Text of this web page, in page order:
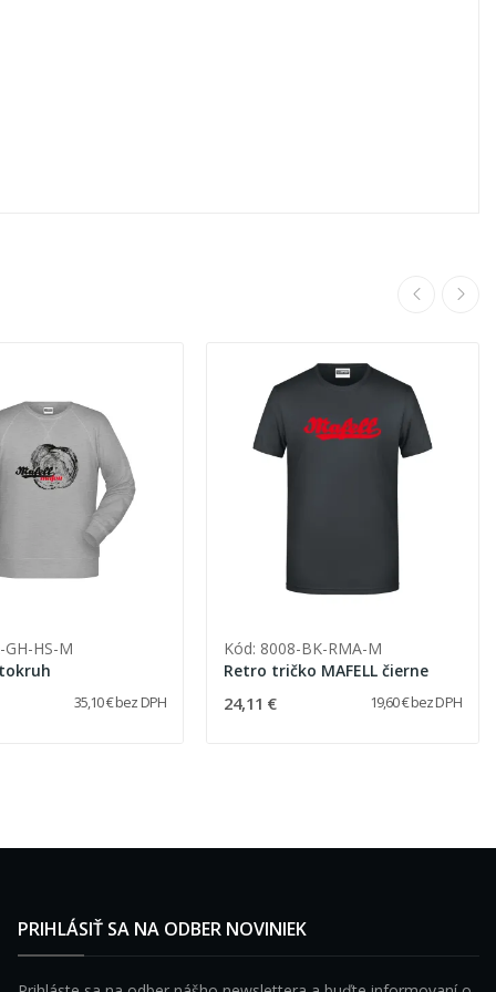
HS-M
35,10 € bez DPH
Kód: 8008-BK-RMA-M
Retro tričko MAFELL čierne
24,11 € 19,60 € bez DPH
PRIHLÁSIŤ SA NA ODBER NOVINIEK